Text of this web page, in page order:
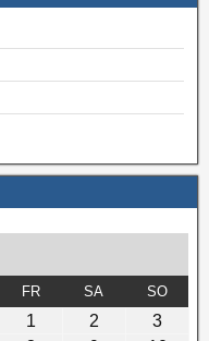
FR SA SO
1 2
3